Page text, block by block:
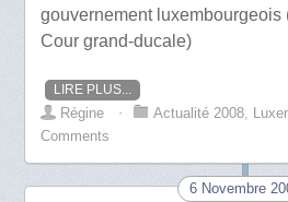
gouvernement luxembourgeois
Cour grand-ducale)
LIRE PLUS...
Régine ⋅ Actualité 2008,
Comments
6 Novembre